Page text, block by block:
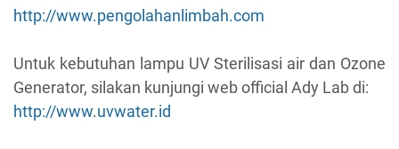
http://www.pengolahanlimbah.com
Untuk kebutuhan lampu UV Sterilisasi air dan Ozone
Generator, silakan kunjungi web official Ady Lab di:
http://www.uvwater.id